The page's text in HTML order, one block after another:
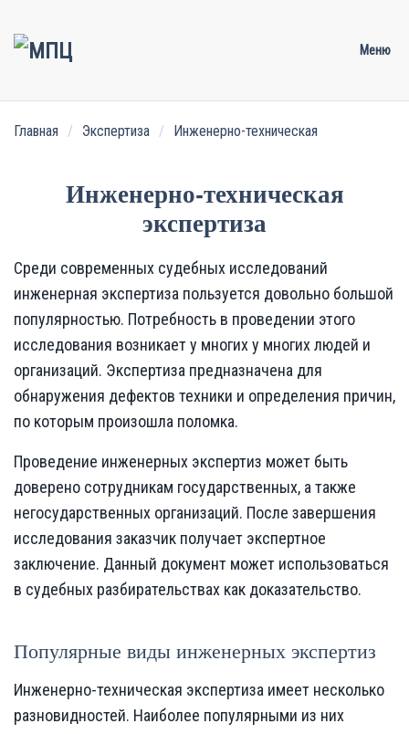
Перейти к содержимому Меню
Главная Экспертиза Инженерно-техническая
Инженерно-техническая
экспертиза
Среди современных судебных исследований
инженерная экспертиза пользуется довольно большой
популярностью. Потребность в проведении этого
исследования возникает у многих у многих людей и
организаций. Экспертиза предназначена для
обнаружения дефектов техники и определения причин,
по которым произошла поломка.
Проведение инженерных экспертиз может быть
доверено сотрудникам государственных, а также
негосударственных организаций. После завершения
исследования заказчик получает экспертное
заключение. Данный документ может использоваться
в судебных разбирательствах как доказательство.
Популярные виды инженерных экспертиз
Инженерно-техническая экспертиза имеет несколько
разновидностей. Наиболее популярными из них